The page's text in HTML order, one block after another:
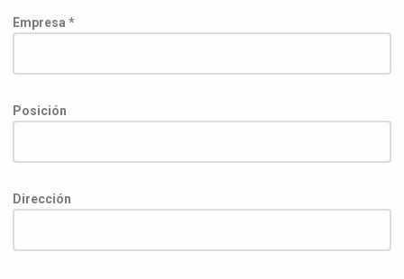
Empresa *
Posición
Dirección